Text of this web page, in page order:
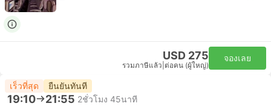
USD 275
รวมภาษีแล้ว ต่อคน (ผู้ใหญ่)
จองเลย
เร็วที่สุด ยืนยันทันที
19:10 21:55 2ชั่วโมง 45นาที